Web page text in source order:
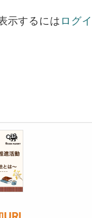
示するには ログ